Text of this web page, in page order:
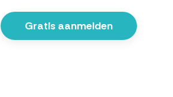
Gratis aanmelden